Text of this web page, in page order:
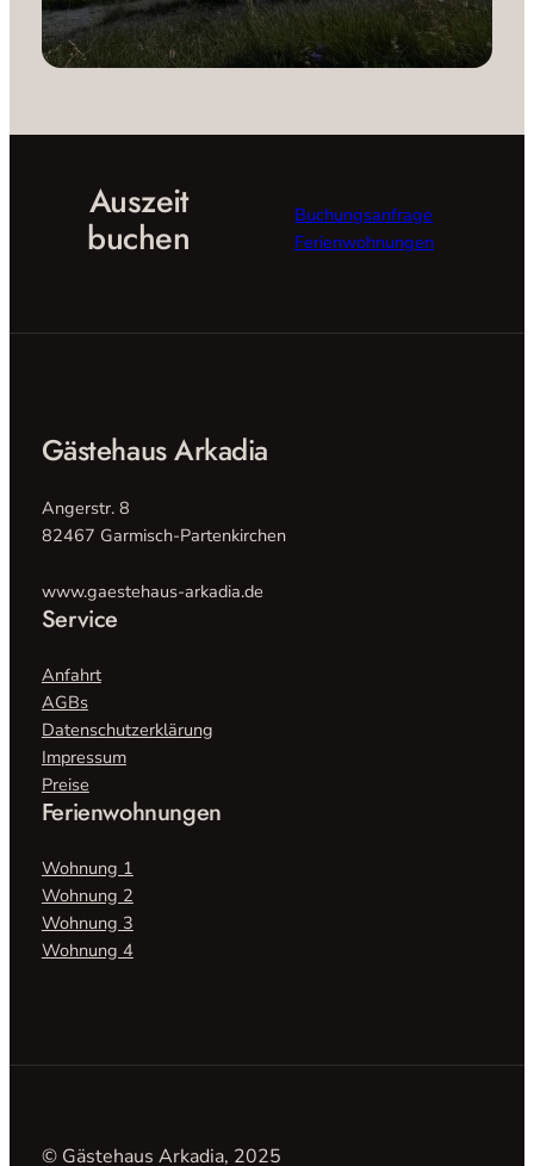
Auszeit
buchen
Buchungsanfrage
Ferienwohnungen
Gästehaus Arkadia
Angerstr. 8
82467 Garmisch-Partenkirchen
www.gaestehaus-arkadia.de
Service
Anfahrt
AGBs
Datenschutzerklärung
Impressum
Preise
Ferienwohnungen
Wohnung 1
Wohnung 2
Wohnung 3
Wohnung 4
© Gästehaus Arkadia, 2025